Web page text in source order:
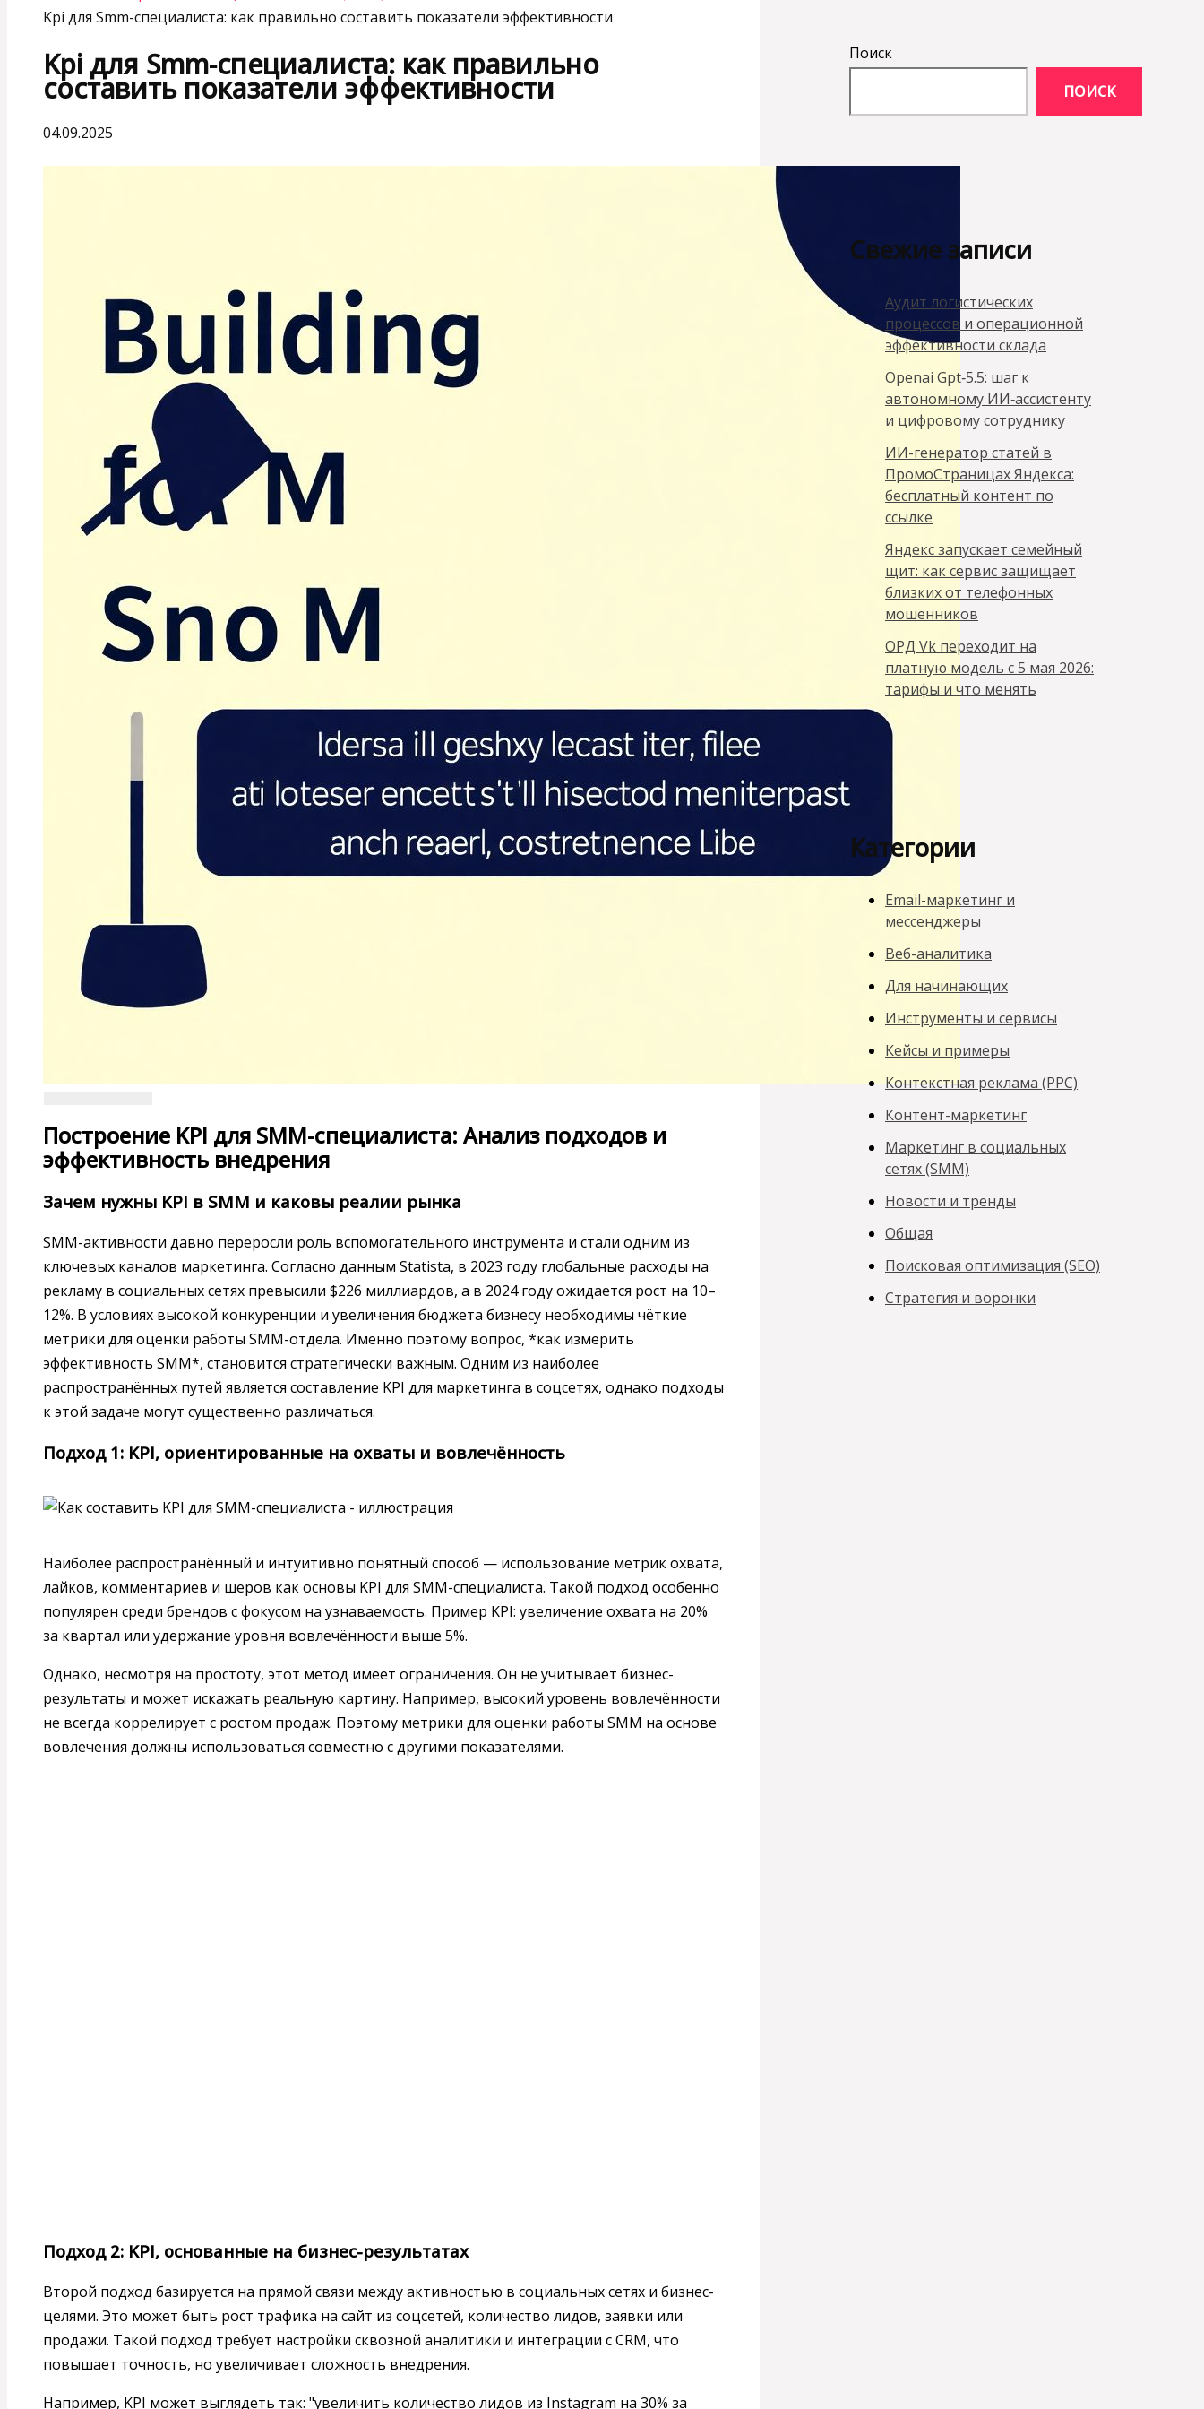
Kpi для Smm-специалиста: как правильно составить показатели эффективности
Kpi для Smm-специалиста: как правильно
составить показатели эффективности
04.09.2025
Построение KPI для SMM-специалиста: Анализ подходов и
эффективность внедрения
Зачем нужны KPI в SMM и каковы реалии рынка
SMM-активности давно переросли роль вспомогательного инструмента и стали одним из
ключевых каналов маркетинга. Согласно данным Statista, в 2023 году глобальные расходы на
рекламу в социальных сетях превысили $226 миллиардов, а в 2024 году ожидается рост на 10–
12%. В условиях высокой конкуренции и увеличения бюджета бизнесу необходимы чёткие
метрики для оценки работы SMM-отдела. Именно поэтому вопрос, *как измерить
эффективность SMM*, становится стратегически важным. Одним из наиболее
распространённых путей является составление KPI для маркетинга в соцсетях, однако подходы
к этой задаче могут существенно различаться.
Подход 1: KPI, ориентированные на охваты и вовлечённость
Наиболее распространённый и интуитивно понятный способ — использование метрик охвата,
лайков, комментариев и шеров как основы KPI для SMM-специалиста. Такой подход особенно
популярен среди брендов с фокусом на узнаваемость. Пример KPI: увеличение охвата на 20%
за квартал или удержание уровня вовлечённости выше 5%.
Однако, несмотря на простоту, этот метод имеет ограничения. Он не учитывает бизнес-
результаты и может искажать реальную картину. Например, высокий уровень вовлечённости
не всегда коррелирует с ростом продаж. Поэтому метрики для оценки работы SMM на основе
вовлечения должны использоваться совместно с другими показателями.
Подход 2: KPI, основанные на бизнес-результатах
Второй подход базируется на прямой связи между активностью в социальных сетях и бизнес-
целями. Это может быть рост трафика на сайт из соцсетей, количество лидов, заявки или
продажи. Такой подход требует настройки сквозной аналитики и интеграции с CRM, что
повышает точность, но увеличивает сложность внедрения.
Например, KPI может выглядеть так: "увеличить количество лидов из Instagram на 30% за
Поиск
ПОИСК
Свежие записи
Аудит логистических
процессов и операционной
эффективности склада
Openai Gpt‑5.5: шаг к
автономному ИИ‑ассистенту
и цифровому сотруднику
ИИ-генератор статей в
ПромоСтраницах Яндекса:
бесплатный контент по
ссылке
Яндекс запускает семейный
щит: как сервис защищает
близких от телефонных
мошенников
ОРД Vk переходит на
платную модель с 5 мая 2026:
тарифы и что менять
Категории
Email-маркетинг и
мессенджеры
Веб-аналитика
Для начинающих
Инструменты и сервисы
Кейсы и примеры
Контекстная реклама (PPC)
Контент-маркетинг
Маркетинг в социальных
сетях (SMM)
Новости и тренды
Общая
Поисковая оптимизация (SEO)
Стратегия и воронки